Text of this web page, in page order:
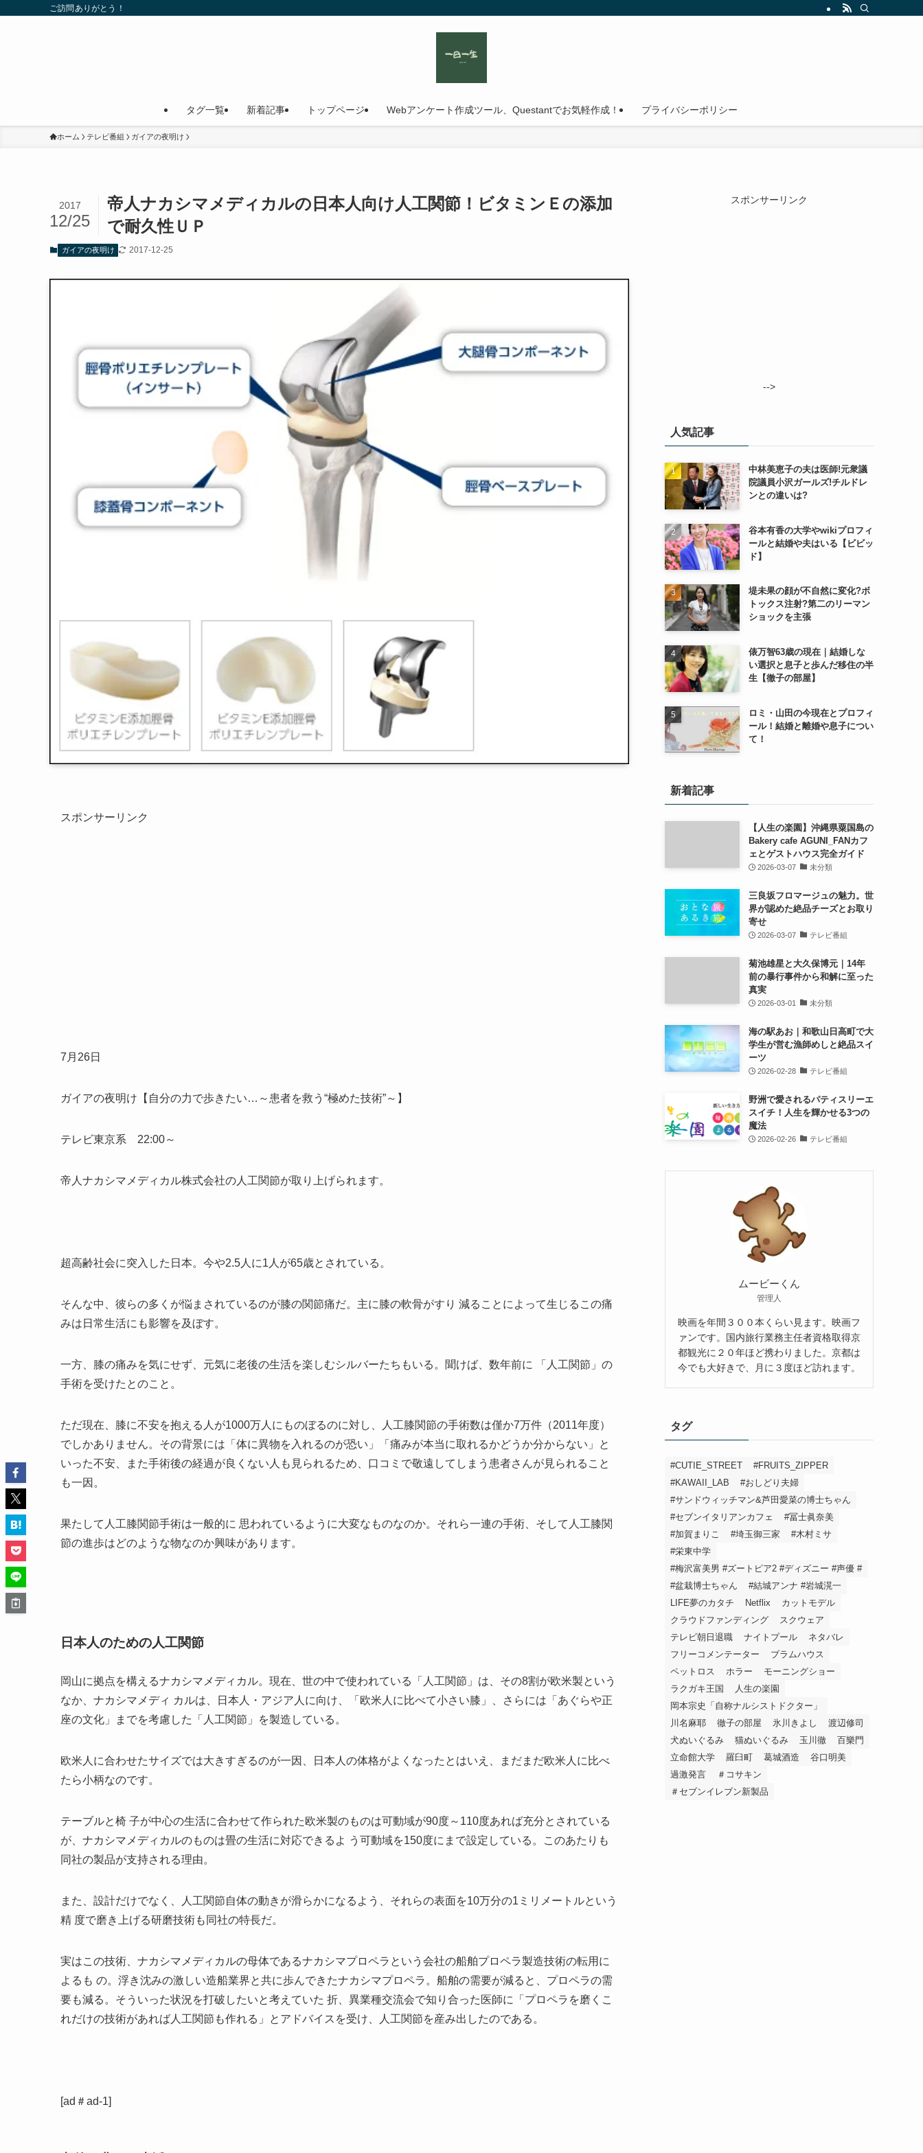
ご訪問ありがとう！
タグ一覧 新着記事 トップページ Webアンケート作成ツール、Questantでお気軽作成！ プライバシーポリシー
ホーム テレビ番組 ガイアの夜明け
帝人ナカシマメディカルの日本人向け人工関節！ビタミンＥの添加
で耐久性ＵＰ
2017
12/25
ガイアの夜明け 2017-12-25
スポンサーリンク
7月26日
ガイアの夜明け【自分の力で歩き たい… ～患者を救う “極めた技術”～】
テレビ東京系 22:00～
帝人ナカシマメディカル株式会社の人工関節が取り上げられます。
超高齢社会に突入した日本。今や2.5人に1人が65歳とされている。
そんな中、彼らの多くが悩まされているのが膝の関節痛だ。主に膝の軟骨がすり 減ることによって生じるこの痛
みは日常生活にも影響を及ぼす。
一方、膝の痛みを気にせず、元気に老後の生活を楽しむシルバーたちもいる。聞けば、数年前に 「人工関節」の
手術を受けたとのこと。
ただ現在、膝に不安を抱える人が1000万人にものぼるのに対し、人工膝関節の手術数は僅か7万件（2011年度）
でしかありません。その背景には「体に異物を入れるのが恐い」「痛みが本当に取れるかどうか分からない」と
いった不安、また手術後の経過が良くない人も見られるため、口コミで敬遠してしまう患者さんが見られること
も一因。
果たして人工膝関節手術は一般的に 思われているように大変なものなのか。それら一連の手術、そして人工膝関
節の進歩はどのような物なのか興味があります。
日本人のための人工関節
岡山に拠点を構えるナカシマメディカル。現在、世の中で使われている「人工関節」は、その8割が欧米製という
なか、ナカシマメディ カルは、日本人・アジア人に向け、「欧米人に比べて小さい膝」、さらには「あぐらや正
座の文化」までを考慮した「人工関節」を製造している。
欧米人に合わせたサイズでは大きすぎるのが一因、日本人の体格がよくなったとはいえ、まだまだ欧米人に比べ
たら小柄なのです。
テーブルと椅 子が中心の生活に合わせて作られた欧米製のものは可動域が90度～110度あれば充分とされている
が、ナカシマメディカルのものは畳の生活に対応できるよ う可動域を150度にまで設定している。このあたりも
同社の製品が支持される理由。
また、設計だけでなく、人工関節自体の動きが滑らかになるよう、それらの表面を10万分の1ミリメートルという
精 度で磨き上げる研磨技術も同社の特長だ。
実はこの技術、ナカシマメディカルの母体であるナカシマプロペラという会社の船舶プロペラ製造技術の転用に
よるも の。浮き沈みの激しい造船業界と共に歩んできたナカシマプロペラ。船舶の需要が減ると、プロペラの需
要も減る。そういった状況を打破したいと考えていた 折、異業種交流会で知り合った医師に「プロペラを磨くこ
れだけの技術があれば人工関節も作れる」とアドバイスを受け、人工関節を産み出したのである。
[ad＃ad-1]
スポンサーリンク
-->
人気記事
中林美恵子の夫は医師!元衆議
院議員小沢ガールズ!チルドレ
ンとの違いは?
谷本有香の大学やwikiプロフィ
ールと結婚や夫はいる【ビビッ
ド】
堤未果の顔が不自然に変化?ボ
トックス注射?第二のリーマン
ショックを主張
俵万智63歳の現在｜結婚しな
い選択と息子と歩んだ移住の半
生【徹子の部屋】
ロミ・山田の今現在とプロフィ
ール！結婚と離婚や息子につい
て！
新着記事
【人生の楽園】沖縄県粟国島の
Bakery cafe AGUNI_FANカフ
ェとゲストハウス完全ガイド
2026-03-07 未分類
三良坂フロマージュの魅力。世
界が認めた絶品チーズとお取り
寄せ
2026-03-07 テレビ番組
菊池雄星と大久保博元｜14年
前の暴行事件から和解に至った
真実
2026-03-01 未分類
海の駅あお｜和歌山日高町で大
学生が営む漁師めしと絶品スイ
ーツ
2026-02-28 テレビ番組
野洲で愛されるパティスリーエ
スイチ！人生を輝かせる3つの
魔法
2026-02-26 テレビ番組
ムービーくん
管理人
映画を年間３００本くらい見ます。映画フ
ァンです。国内旅行業務主任者資格取得京
都観光に２０年ほど携わりました。京都は
今でも大好きで、月に３度ほど訪れます。
タグ
#CUTIE_STREET
#FRUITS_ZIPPER
#KAWAII_LAB
#おしどり夫婦
#サンドウィッチマン&芦田愛菜の博士ちゃん
#セブンイタリアンカフェ
#冨士眞奈美
#加賀まりこ
#埼玉御三家
#木村ミサ
#栄東中学
#梅沢富美男 #ズートピア2 #ディズニー #声優 #
#盆栽博士ちゃん
#結城アンナ #岩城滉一
LIFE夢のカタチ
Netflix
カットモデル
クラウドファンディング
スクウェア
テレビ朝日退職
ナイトプール
ネタバレ
フリーコメンテーター
ブラムハウス
ペットロス
ホラー
モーニングショー
ラクガキ王国
人生の楽園
岡本宗史「自称ナルシストドクター」
川名麻耶
徹子の部屋 氷川きよし
渡辺修司
犬ぬいぐるみ
猫ぬいぐるみ 玉川徹
百樂門
立命館大学
羅臼町 葛城酒造
谷口明美
過激発言
＃コサキン
＃セブンイレブン新製品